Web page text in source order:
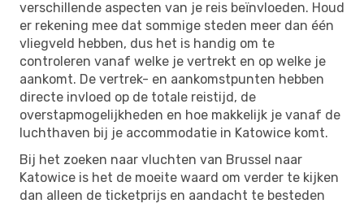
verschillende aspecten van je reis beïnvloeden. Houd
er rekening mee dat sommige steden meer dan één
vliegveld hebben, dus het is handig om te
controleren vanaf welke je vertrekt en op welke je
aankomt. De vertrek- en aankomstpunten hebben
directe invloed op de totale reistijd, de
overstapmogelijkheden en hoe makkelijk je vanaf de
luchthaven bij je accommodatie in Katowice komt.
Bij het zoeken naar vluchten van Brussel naar
Katowice is het de moeite waard om verder te kijken
dan alleen de ticketprijs en aandacht te besteden